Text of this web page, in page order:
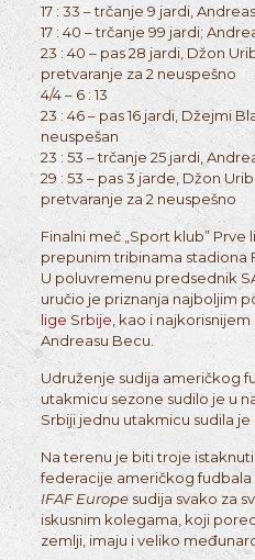
17 : 33 – trčanje 9 jardi,
17 : 40 – trčanje 99 jardi;
23 : 40 – pas 28 jardi, Džon
pretvaranje za 2 neuspešno
4/4 – 6 : 13
23 : 46 – pas 16 jardi, Džejmi
neuspešan
23 : 53 – trčanje 25 jardi,
29 : 53 – pas 3 jarde, Džon
pretvaranje za 2 neuspešno
Finalni meč „Sport klub”
prepunim tribinama stadiona
U poluvremenu predsednik
uručio je priznanja najboljim
lige Srbije , kao i najkorisnijem
Andreasu Becu.
Udruženje sudija američkog
utakmicu sezone sudilo je u
Srbiji jednu utakmicu sudila
Na terenu je biti troje
federacije američkog fudbala
IFAF Europesudija svako za
iskusnim kolegama, koji
zemlji, imaju i veliko